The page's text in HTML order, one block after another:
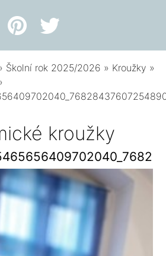
Školní rok 2025/2026 » Kroužky »
kroužky